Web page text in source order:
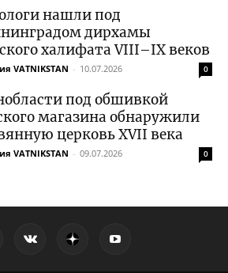
нашли под
дирхамы
халифата VIII–IX веков
VATNIKSTAN - 10.07.2026 0
под обшивкой
магазина обнаружили
церковь XVII века
VATNIKSTAN - 09.07.2026 0